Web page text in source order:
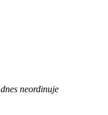
dnes neordinuje